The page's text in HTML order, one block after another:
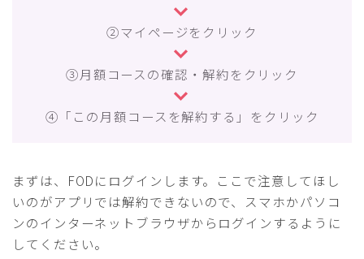
②マイページをクリック
③月額コースの確認・解約をクリック
④「この月額コースを解約する」をクリック
まずは、FODにログインします。ここで注意してほし
いのがアプリでは解約できないので、スマホかパソコ
ンのインターネットブラウザからログインするように
してください。